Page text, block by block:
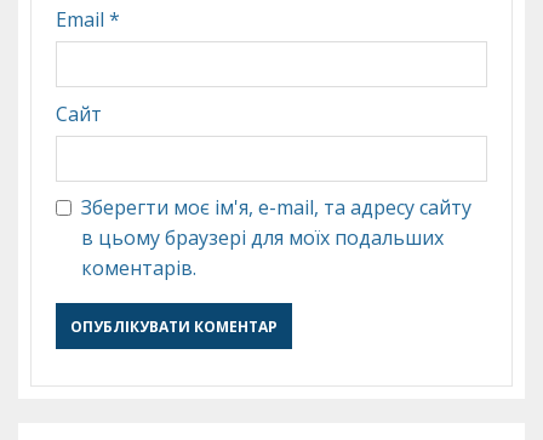
Email *
Сайт
Зберегти моє ім'я, e-mail, та адресу сайту
в цьому браузері для моїх подальших
коментарів.